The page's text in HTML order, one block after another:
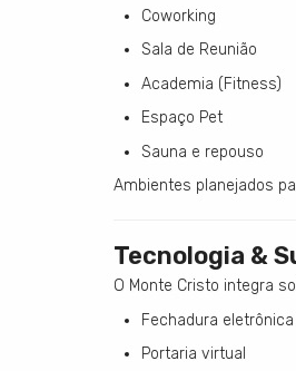
Coworking
Sala de Reunião
Academia (Fitness)
Espaço Pet
Sauna e repouso
Ambientes planejados
Tecnologia &
O Monte Cristo integra
Fechadura
Portaria virtual